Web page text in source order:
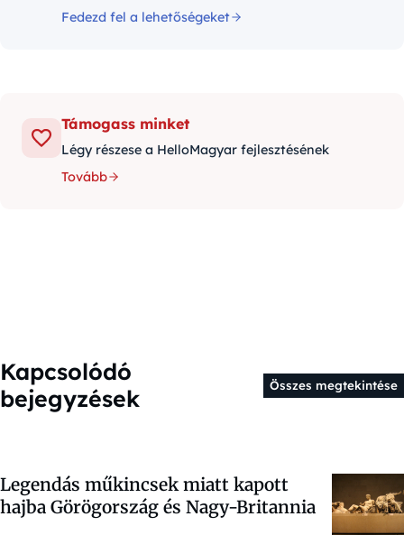
Fedezd fel a lehetőségeket
Támogass minket
Légy részese a HelloMagyar fejlesztésének
Tovább
Kapcsolódó
bejegyzések
Összes megtekintése
Legendás műkincsek miatt kapott
hajba Görögország és Nagy-Britannia